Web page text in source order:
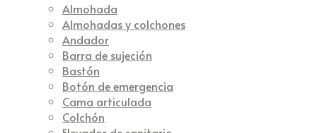
Almohada
Almohadas y colchones
Andador
Barra de sujeción
Bastón
Botón de emergencia
Cama articulada
Colchón